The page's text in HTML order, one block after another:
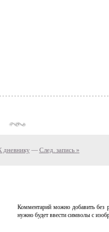
дневнику — След. запись »
Комментарий можно добавить без
нужно будет ввести символы с